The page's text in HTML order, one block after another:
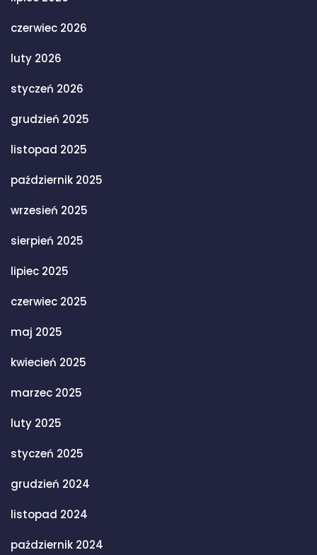
czerwiec 2026
luty 2026
styczeń 2026
grudzień 2025
listopad 2025
październik 2025
wrzesień 2025
sierpień 2025
lipiec 2025
czerwiec 2025
maj 2025
kwiecień 2025
marzec 2025
luty 2025
styczeń 2025
grudzień 2024
listopad 2024
październik 2024